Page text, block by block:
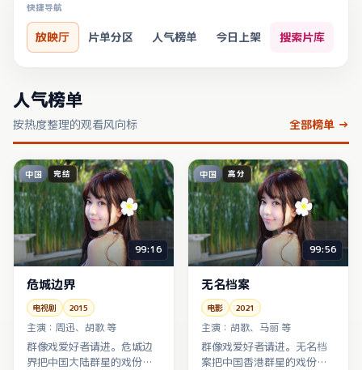
快捷导航
放映厅 片单分区 人气榜单 今日上架 搜索片库
人气榜单
按热度整理的观看风向标 全部榜单 →
中国 完结
99:16
危城边界
电视剧 2015
主演： 周迅、胡歌 等
群像戏爱好者请进。危城边
界把中国大陆群星的戏份切
中国 高分
99:56
无名档案
电影 2021
主演： 胡歌、马丽 等
群像戏爱好者请进。无名档
案把中国香港群星的戏份切